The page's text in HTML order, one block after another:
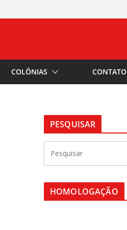
COLÔNIAS CONTATO
PESQUISAR
HOMOLOGAÇÃO